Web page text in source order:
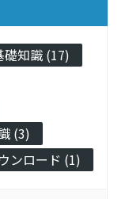
礎知識 (17)
(3)
ンロード (1)